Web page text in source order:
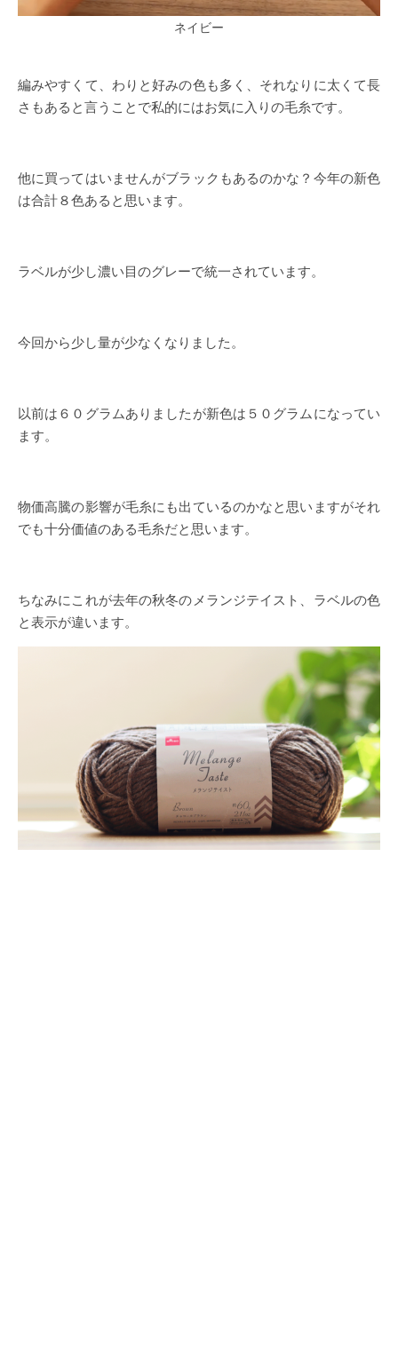
ネイビー
編みやすくて、わりと好みの色も多く、それなりに太くて長
さもあると言うことで私的にはお気に入りの毛糸です。
他に買ってはいませんがブラックもあるのかな？今年の新色
は合計８色あると思います。
ラベルが少し濃い目のグレーで統一されています。
今回から少し量が少なくなりました。
以前は６０グラムありましたが新色は５０グラムになってい
ます。
物価高騰の影響が毛糸にも出ているのかなと思いますがそれ
でも十分価値のある毛糸だと思います。
ちなみにこれが去年の秋冬のメランジテイスト、ラベルの色
と表示が違います。